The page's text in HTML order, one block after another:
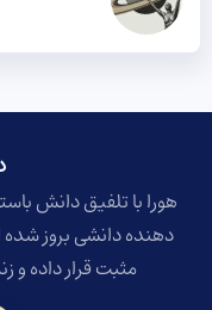
هورا با تلفیق دانش
دهنده دانشی بروز شده
مثبت قرار داده و